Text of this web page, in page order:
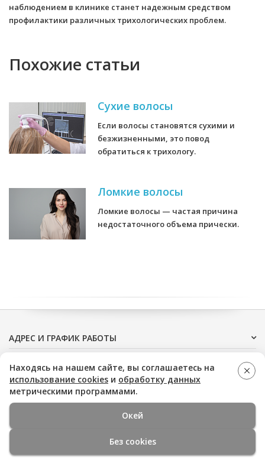
наблюдением в клинике станет надежным средством
профилактики различных трихологических проблем.
Похожие статьи
Сухие волосы
Если волосы становятся сухими и
безжизненными, это повод
обратиться к трихологу.
Ломкие волосы
Ломкие волосы — частая причина
недостаточного объема прически.
АДРЕС И ГРАФИК РАБОТЫ
ДОПОЛНИТЕЛЬНО
Медицинская помощь оказывается на основании
стандартов и клинических рекомендаций, опубликованных
на официальных ресурсах:www.pravo.gov.ru
ЛУЧШИЕ ПРЕДЛОЖЕНИЯ!
Находясь на нашем сайте, вы соглашаетесь на
использование cookies и обработку данных
метрическими программами.
Окей
Без cookies